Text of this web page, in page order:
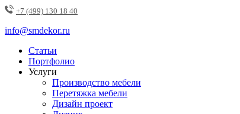
+7 (499) 130 18 40
info@smdekor.ru
Статьи
Портфолио
Услуги
Производство мебели
Перетяжка мебели
Дизайн проект